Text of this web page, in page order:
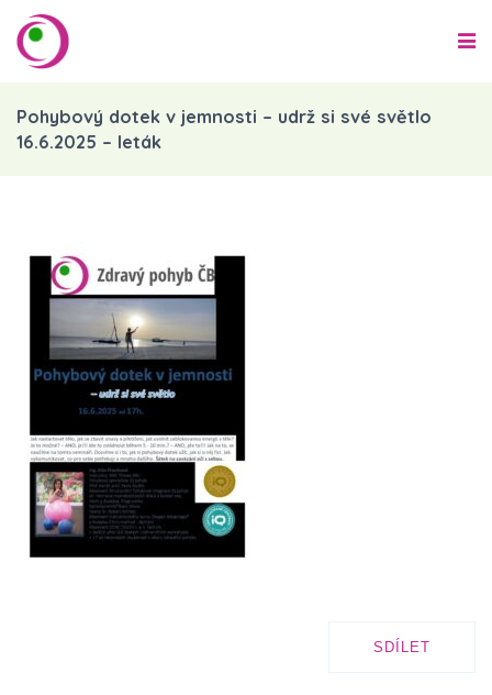
Pohybový dotek v jemnosti – udrž si své světlo
16.6.2025 – leták
SDÍLET